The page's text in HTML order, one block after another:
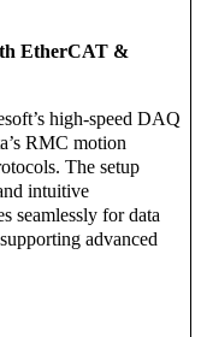
EtherCAT &
high-speed DAQ
RMC motion
The setup
intuitive
seamlessly for data
advanced